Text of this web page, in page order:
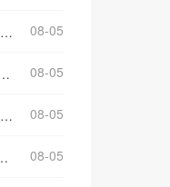
08-05
08-05
08-05
08-05